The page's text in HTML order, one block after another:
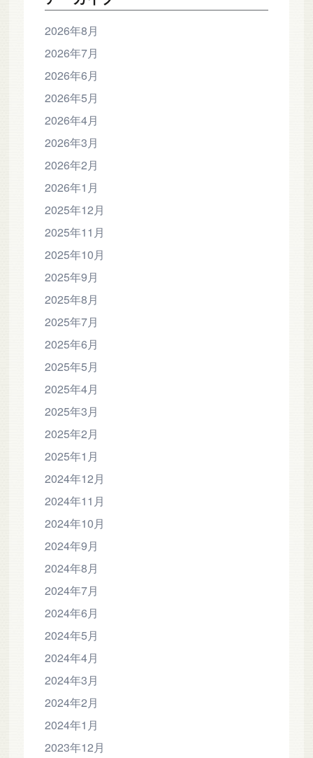
2026年8月
2026年7月
2026年6月
2026年5月
2026年4月
2026年3月
2026年2月
2026年1月
2025年12月
2025年11月
2025年10月
2025年9月
2025年8月
2025年7月
2025年6月
2025年5月
2025年4月
2025年3月
2025年2月
2025年1月
2024年12月
2024年11月
2024年10月
2024年9月
2024年8月
2024年7月
2024年6月
2024年5月
2024年4月
2024年3月
2024年2月
2024年1月
2023年12月